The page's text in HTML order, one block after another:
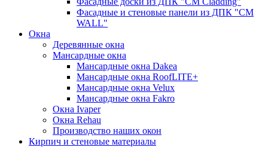
Фасадные и стеновые панели из ДПК "CM
WALL"
Окна
Деревянные окна
Мансардные окна
Мансардные окна Dakea
Мансардные окна RoofLITE+
Мансардные окна Velux
Мансардные окна Fakro
Окна Ivaper
Окна Rehau
Производство наших окон
Кирпич и стеновые материалы